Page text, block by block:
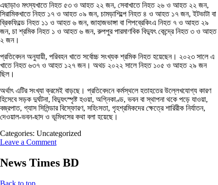
এছাড়াও মৎস্যখাতে নিহত ৫৩ ও আহত ২২ জন, সেবাখাতে নিহত ২৬ ও আহত ২২ জন,
সিরামিকখাতে নিহত ১৭ ও আহত ০৯ জন, চামড়াশিল্পে নিহত ৪ ও আহত ১৭ জন, ইটভাটা বা
ব্রিকফিল্ডে নিহত ১১ ও আহত ৬ জন, জাহাজভাঙ্গা বা শিপব্রেকিংএ নিহত ৭ ও আহত ২৯
জন, চা শ্রমিক নিহত ১ ও আহত ৬ জন, রুপপুর পারমাণবিক বিদ্যুৎ কেন্দ্রে নিহত ৩ ও আহত
২ জন।
প্রতিবেদন অনুযায়ী, পরিবহন খাতে সর্বোচ্চ সংখ্যক শ্রমিক নিহত হয়েছেন। ২০২৩ সালে এ
খাতে নিহত ৬৩৭ ও আহত ১২৭ জন। অথচ ২০২২ সালে নিহত ১০৫ ও আহত ২৯ জন
ছিল।
অর্থাৎ এটির সংখ্যা ক্রমেই বাড়ছে। প্রতিবেদনে কর্মস্থলে হতাহতের উল্লেখযোগ্য কারণ
হিসেবে সড়ক দুর্ঘটনা, বিদ্যুৎস্পৃষ্ট হওয়া, অগ্নিকাণ্ড, ভবন বা স্থাপনা থকে পড়ে যাওয়া,
বজ্রপাত, গ্যাস সিলিন্ডার বিস্ফোরণ, সহিংসতা, গৃহশ্রমিকদের ক্ষেত্রে শারিরীক নির্যাতন,
দেওয়াল-ভবন-ছাদ ও ভূমিধসের কথা বলা হয়েছে।
Categories: Uncategorized
Leave a Comment
News Times BD
Back to top